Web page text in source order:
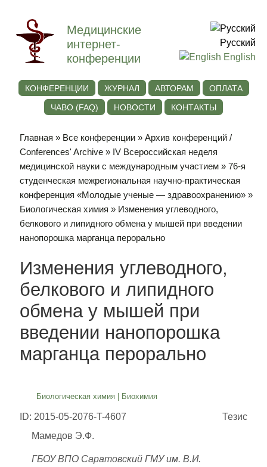
Медицинские
интернет-
конференции
Русский
English
КОНФЕРЕНЦИИ ЖУРНАЛ АВТОРАМ
ОПЛАТА
ЧАВО (FAQ)
НОВОСТИ КОНТАКТЫ
Главная » Все конференции »Архив конференций /
Conferences' Archive » IV Всероссийская неделя
медицинской науки с международным участием »76-я
студенческая межрегиональная научно-практическая
конференция «Молодые ученые — здравоохранению» »
Биологическая химия » Изменения углеводного,
белкового и липидного обмена у мышей при введении
нанопорошка марганца перорально
Изменения углеводного,
белкового и липидного
обмена у мышей при
введении нанопорошка
марганца перорально
Биологическая химия Биохимия
ID: 2015-05-2076-T-4607
Тезис
Мамедов Э.Ф.
ГБОУ ВПО Саратовский ГМУ им. В.И.